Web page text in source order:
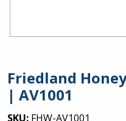
Friedland
| AV1001
SKU: FHW-AV1001